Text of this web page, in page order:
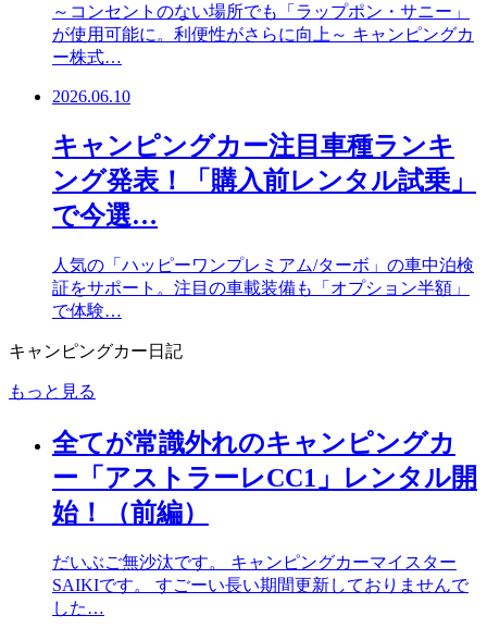
～コンセントのない場所でも「ラップポン・サニー」
が使用可能に。利便性がさらに向上～ キャンピングカ
ー株式…
2026.06.10
キャンピングカー注目車種ランキ
ング発表！「購入前レンタル試乗」
で今選…
人気の「ハッピーワンプレミアム/ターボ」の車中泊検
証をサポート。注目の車載装備も「オプション半額」
で体験…
キャンピングカー日記
もっと見る
全てが常識外れのキャンピングカ
ー「アストラーレCC1」レンタル開
始！（前編）
だいぶご無沙汰です。 キャンピングカーマイスター
SAIKIです。 すごーい長い期間更新しておりませんで
した…